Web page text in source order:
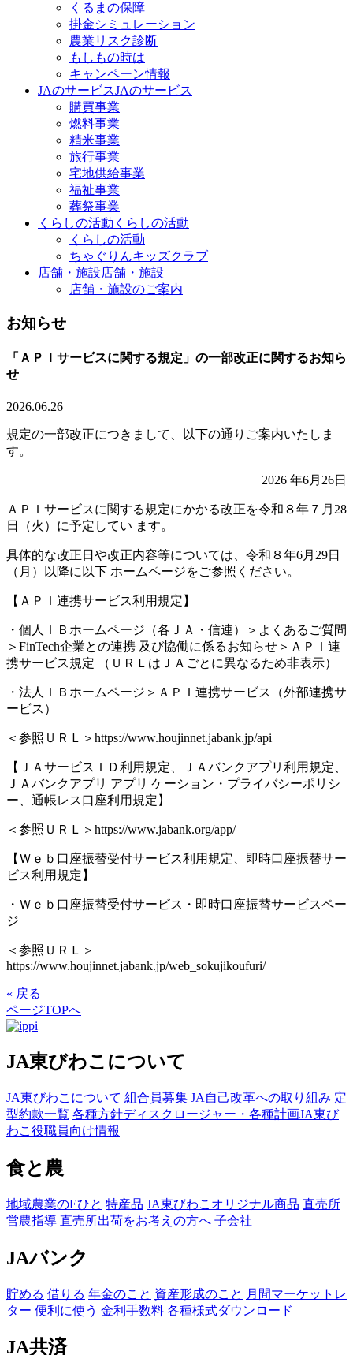
くるまの保障
掛金シミュレーション
農業リスク診断
もしもの時は
キャンペーン情報
JAのサービスJAのサービス
購買事業
燃料事業
精米事業
旅行事業
宅地供給事業
福祉事業
葬祭事業
くらしの活動 くらしの活動
くらしの活動
ちゃぐりんキッズクラブ
店舗・施設店舗・施設
店舗・施設のご案内
お知らせ
「ＡＰＩサービスに関する規定」の一部改正に関するお知ら
せ
2026.06.26
規定の一部改正につきまして、以下の通りご案内いたしま
す。
2026 年6月26日
ＡＰＩサービスに関する規定にかかる改正を令和８年７月28
日（火）に予定してい ます。
具体的な改正日や改正内容等については、令和８年6月29日
（月）以降に以下 ホームページをご参照ください。
【ＡＰＩ連携サービス利用規定】
・個人ＩＢホームページ（各ＪＡ・信連）＞よくあるご質問
＞FinTech企業との連携 及び協働に係るお知らせ＞ＡＰＩ連
携サービス規定 （ＵＲＬはＪＡごとに異なるため非表示）
・法人ＩＢホームページ＞ＡＰＩ連携サービス（外部連携サ
ービス）
＜参照ＵＲＬ＞https://www.houjinnet.jabank.jp/api
【ＪＡサービスＩＤ利用規定、ＪＡバンクアプリ利用規定、
ＪＡバンクアプリ アプリ ケーション・プライバシーポリシ
ー、通帳レス口座利用規定】
＜参照ＵＲＬ＞https://www.jabank.org/app/
【Ｗｅｂ口座振替受付サービス利用規定、即時口座振替サー
ビス利用規定】
・Ｗｅｂ口座振替受付サービス・即時口座振替サービスペー
ジ
＜参照ＵＲＬ＞
https://www.houjinnet.jabank.jp/web_sokujikoufuri/
« 戻る
ページTOPへ
JA東びわこについて
JA東びわこについて 組合員募集 JA自己改革への取り組み 定
型約款一覧 各種方針ディスクロージャー・各種計画JA東び
わこ役職員向け情報
食と農
地域農業のEひと 特産品 JA東びわこオリジナル商品 直売所
営農指導 直売所出荷をお考えの方へ 子会社
JAバンク
貯める 借りる 年金のこと 資産形成のこと 月間マーケットレ
ター 便利に使う 金利手数料 各種様式ダウンロード
JA共済